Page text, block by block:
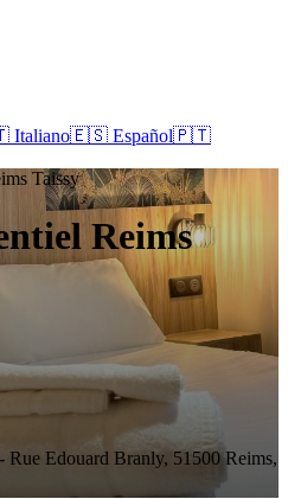
🇪🇸 Español🇵🇹
Taissy
Reims
Rue Edouard Branly, 51500 Reims,